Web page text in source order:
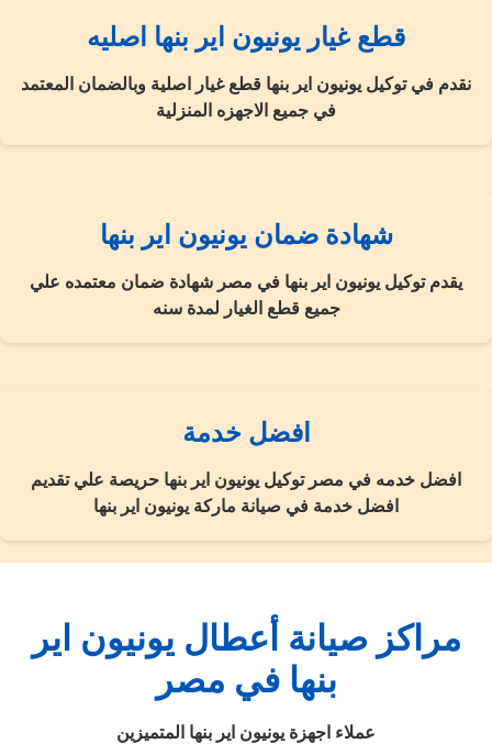
قطع غيار يونيون اير بنها اصليه
نقدم في توكيل يونيون اير بنها قطع غيار اصلية وبالضمان المعتمد
في جميع الاجهزه المنزلية
شهادة ضمان يونيون اير بنها
يقدم توكيل يونيون اير بنها في مصر شهادة ضمان معتمده علي
جميع قطع الغيار لمدة سنه
افضل خدمة
افضل خدمه في مصر توكيل يونيون اير بنها حريصة علي تقديم
افضل خدمة في صيانة ماركة يونيون اير بنها
مراكز صيانة أعطال يونيون اير
بنها في مصر
عملاء اجهزة يونيون اير بنها المتميزين